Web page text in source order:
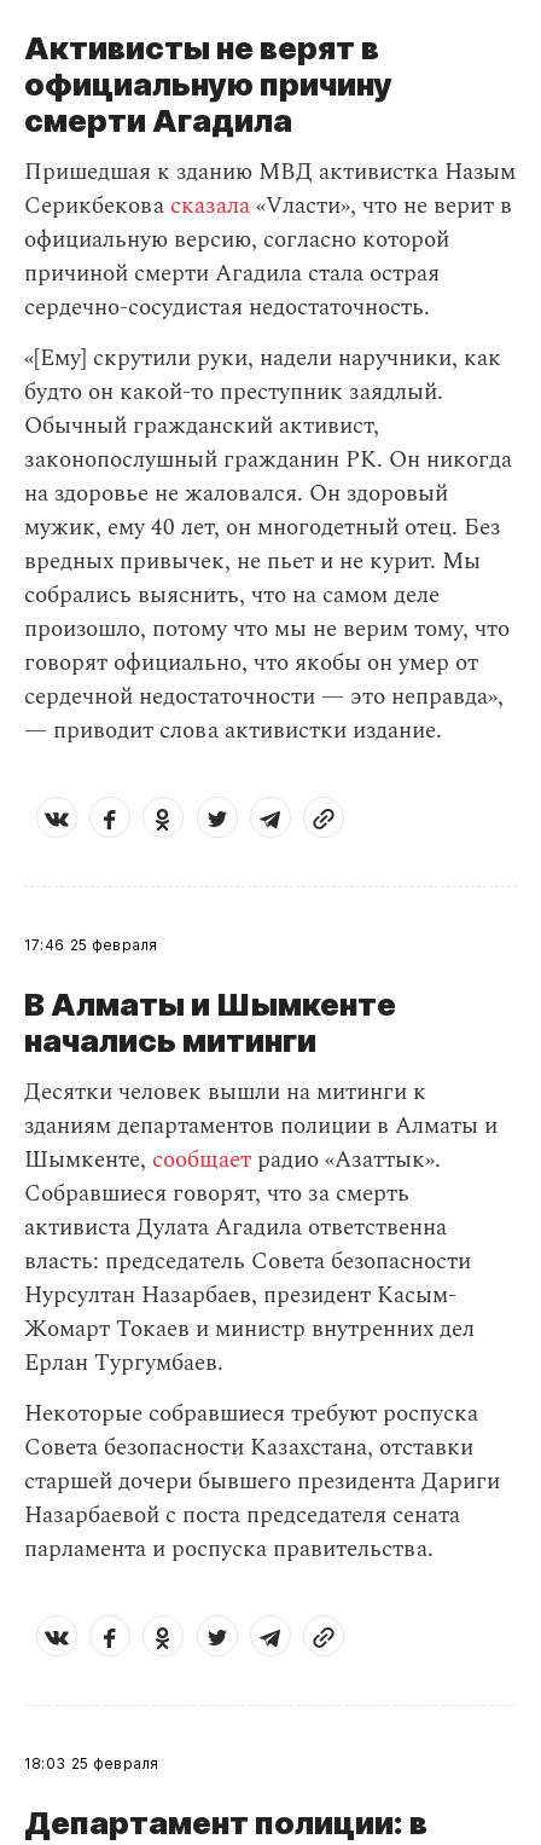
Активисты не верят в
официальную причину
смерти Агадила
Пришедшая к зданию МВД активистка Назым
Серикбекова сказала«Vласти», что не верит в
официальную версию, согласно которой
причиной смерти Агадила стала острая
сердечно-сосудистая недостаточность.
«[Ему] скрутили руки, надели наручники, как
будто он какой-то преступник заядлый.
Обычный гражданский активист,
законопослушный гражданин РК. Он никогда
на здоровье не жаловался. Он здоровый
мужик, ему 40 лет, он многодетный отец. Без
вредных привычек, не пьет и не курит. Мы
собрались выяснить, что на самом деле
произошло, потому что мы не верим тому, что
говорят официально, что якобы он умер от
сердечной недостаточности — это неправда»,
— приводит слова активистки издание.
17:46 25 февраля
В Алматы и Шымкенте
начались митинги
Десятки человек вышли на митинги к
зданиям департаментов полиции в Алматы и
Шымкенте, сообщает радио «Азаттык».
Собравшиеся говорят, что за смерть
активиста Дулата Агадила ответственна
власть: председатель Совета безопасности
Нурсултан Назарбаев, президент Касым-
Жомарт Токаев и министр внутренних дел
Ерлан Тургумбаев.
Некоторые собравшиеся требуют роспуска
Совета безопасности Казахстана, отставки
старшей дочери бывшего президента Дариги
Назарбаевой с поста председателя сената
парламента и роспуска правительства.
18:03 25 февраля
Департамент полиции: в